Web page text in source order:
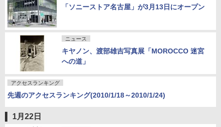
「ソニーストア名古屋」が3月13日にオープン
ニュース
キヤノン、渡部雄吉写真展「MOROCCO 迷宮
への道」
アクセスランキング
先週のアクセスランキング(2010/1/18～2010/1/24)
1月22日